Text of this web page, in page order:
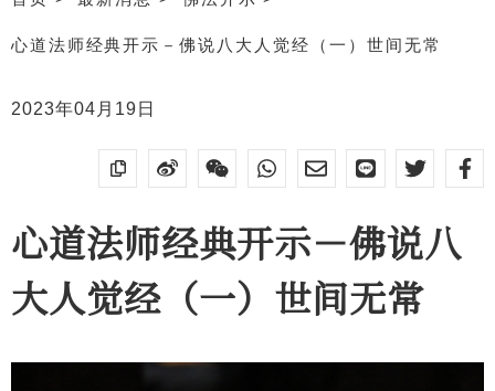
心道法师经典开示－佛说八大人觉经（一）世间无常
2023年04月19日
心道法师经典开示－佛说八
大人觉经（一）世间无常